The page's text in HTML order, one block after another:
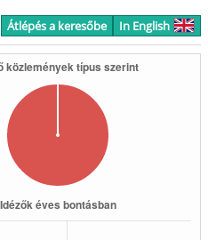
Átlépés a keresőbe In English